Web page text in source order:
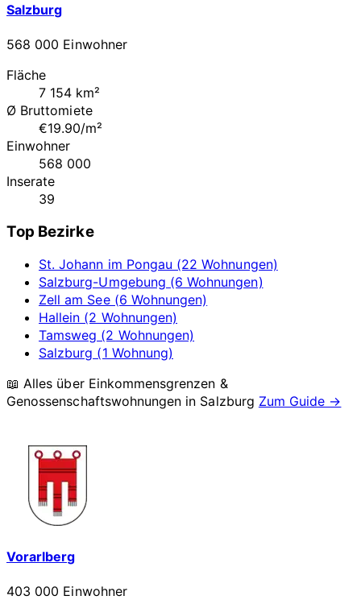
Salzburg
568 000 Einwohner
Fläche
7 154 km²
Ø Bruttomiete
€19.90/m²
Einwohner
568 000
Inserate
39
Top Bezirke
St. Johann im Pongau (22 Wohnungen)
Salzburg-Umgebung (6 Wohnungen)
Zell am See (6 Wohnungen)
Hallein (2 Wohnungen)
Tamsweg (2 Wohnungen)
Salzburg (1 Wohnung)
📖 Alles über Einkommensgrenzen &
Genossenschaftswohnungen in Salzburg Zum Guide →
Vorarlberg
403 000 Einwohner